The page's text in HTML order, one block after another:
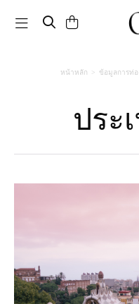
Toggle navigation
หน้าหลัก ข้อมูลการท่อ
ปร